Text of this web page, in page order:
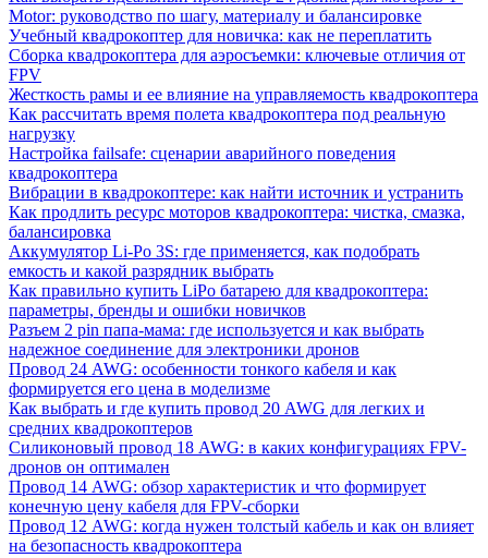
Motor: руководство по шагу, материалу и балансировке
Учебный квадрокоптер для новичка: как не переплатить
Сборка квадрокоптера для аэросъемки: ключевые отличия от
FPV
Жесткость рамы и ее влияние на управляемость квадрокоптера
Как рассчитать время полета квадрокоптера под реальную
нагрузку
Настройка failsafe: сценарии аварийного поведения
квадрокоптера
Вибрации в квадрокоптере: как найти источник и устранить
Как продлить ресурс моторов квадрокоптера: чистка, смазка,
балансировка
Аккумулятор Li-Po 3S: где применяется, как подобрать
емкость и какой разрядник выбрать
Как правильно купить LiPo батарею для квадрокоптера:
параметры, бренды и ошибки новичков
Разъем 2 pin папа-мама: где используется и как выбрать
надежное соединение для электроники дронов
Провод 24 AWG: особенности тонкого кабеля и как
формируется его цена в моделизме
Как выбрать и где купить провод 20 AWG для легких и
средних квадрокоптеров
Силиконовый провод 18 AWG: в каких конфигурациях FPV-
дронов он оптимален
Провод 14 AWG: обзор характеристик и что формирует
конечную цену кабеля для FPV-сборки
Провод 12 AWG: когда нужен толстый кабель и как он влияет
на безопасность квадрокоптера